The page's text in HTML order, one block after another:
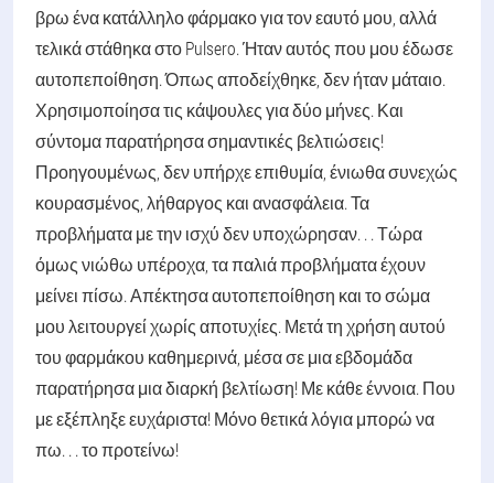
βρω ένα κατάλληλο φάρμακο για τον εαυτό μου, αλλά
τελικά στάθηκα στο Pulsero. Ήταν αυτός που μου έδωσε
αυτοπεποίθηση. Όπως αποδείχθηκε, δεν ήταν μάταιο.
Χρησιμοποίησα τις κάψουλες για δύο μήνες. Και
σύντομα παρατήρησα σημαντικές βελτιώσεις!
Προηγουμένως, δεν υπήρχε επιθυμία, ένιωθα συνεχώς
κουρασμένος, λήθαργος και ανασφάλεια. Τα
προβλήματα με την ισχύ δεν υποχώρησαν. . . Τώρα
όμως νιώθω υπέροχα, τα παλιά προβλήματα έχουν
μείνει πίσω. Απέκτησα αυτοπεποίθηση και το σώμα
μου λειτουργεί χωρίς αποτυχίες. Μετά τη χρήση αυτού
του φαρμάκου καθημερινά, μέσα σε μια εβδομάδα
παρατήρησα μια διαρκή βελτίωση! Με κάθε έννοια. Που
με εξέπληξε ευχάριστα! Μόνο θετικά λόγια μπορώ να
πω. . . το προτείνω!